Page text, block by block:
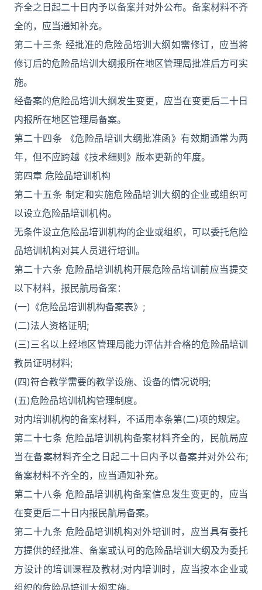
齐全之日起二十日内予以备案并对外公布。备案材料不齐
全的，应当通知补充。
第二十三条 经批准的危险品培训大纲如需修订，应当将
修订后的危险品培训大纲报所在地区管理局批准后方可实
施。
经备案的危险品培训大纲发生变更，应当在变更后二十日
内报所在地区管理局备案。
第二十四条 《危险品培训大纲批准函》有效期通常为两
年，但不应跨越《技术细则》版本更新的年度。
第四章 危险品培训机构
第二十五条 制定和实施危险品培训大纲的企业或组织可
以设立危险品培训机构。
无条件设立危险品培训机构的企业或组织，可以委托危险
品培训机构对其人员进行培训。
第二十六条 危险品培训机构开展危险品培训前应当提交
以下材料，报民航局备案：
(一)《危险品培训机构备案表》;
(二)法人资格证明;
(三)三名以上经地区管理局能力评估并合格的危险品培训
教员证明材料;
(四)符合教学需要的教学设施、设备的情况说明;
(五)危险品培训机构管理制度。
对内培训机构的备案材料，不适用本条第(二)项的规定。
第二十七条 危险品培训机构备案材料齐全的，民航局应
当在备案材料齐全之日起二十日内予以备案并对外公布;
备案材料不齐全的，应当通知补充。
第二十八条 危险品培训机构备案信息发生变更的，应当
在变更后二十日内报民航局备案。
第二十九条 危险品培训机构对外培训时，应当具有委托
方提供的经批准、备案或认可的危险品培训大纲及为委托
方设计的培训课程及教材;对内培训时，应当按本企业或
组织的危险品培训大纲实施。